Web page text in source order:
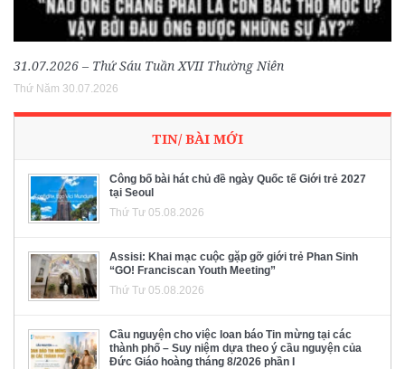
31.07.2026 – Thứ Sáu Tuần XVII Thường Niên
Thứ Năm 30.07.2026
TIN/ BÀI MỚI
Công bố bài hát chủ đề ngày Quốc tế Giới trẻ 2027
tại Seoul
Thứ Tư 05.08.2026
Assisi: Khai mạc cuộc gặp gỡ giới trẻ Phan Sinh
“GO! Franciscan Youth Meeting”
Thứ Tư 05.08.2026
Cầu nguyện cho việc loan báo Tin mừng tại các
thành phố – Suy niệm dựa theo ý cầu nguyện của
Đức Giáo hoàng tháng 8/2026 phần I